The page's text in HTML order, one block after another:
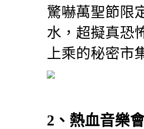
驚嚇萬聖節限
水，超擬真恐
上乘的秘密市
2、熱血音樂